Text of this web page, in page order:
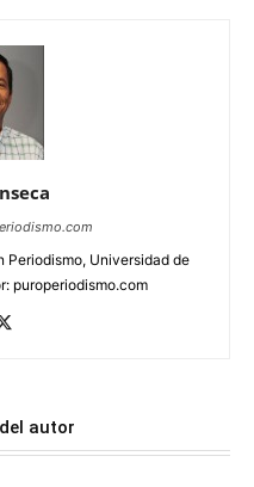
Periodismo, Universidad de
puroperiodismo.com
autor